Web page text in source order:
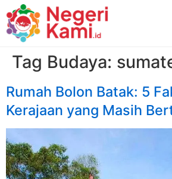
Tag Budaya:
Rumah Bolon Batak: 5
Kerajaan yang Masih